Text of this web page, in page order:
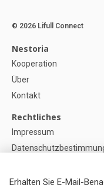
Erhalten Sie E-Mail-
© 2026 Lifull Connect
Nestoria
Kooperation
Über
Kontakt
Rechtliches
Impressum
Cookie-Einstellunge